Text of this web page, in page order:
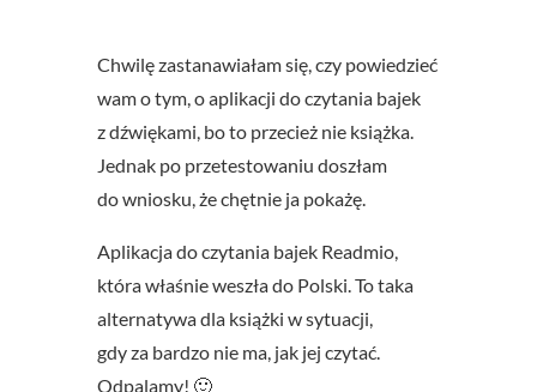
Chwilę zastanawiałam się, czy powiedzieć
wam o tym, o aplikacji do czytania bajek
z dźwiękami, bo to przecież nie książka.
Jednak po przetestowaniu doszłam
do wniosku, że chętnie ja pokażę.
Aplikacja do czytania bajek Readmio,
która właśnie weszła do Polski. To taka
alternatywa dla książki w sytuacji,
gdy za bardzo nie ma, jak jej czytać.
Odpalamy! 🙂